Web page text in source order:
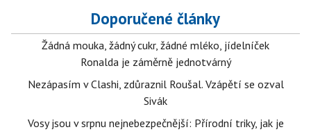
Doporučené články
Žádná mouka, žádný cukr, žádné mléko, jídelníček
Ronalda je záměrně jednotvárný
Nezápasím v Clashi, zdůraznil Roušal. Vzápětí se ozval
Sivák
Vosy jsou v srpnu nejnebezpečnější: Přírodní triky, jak je